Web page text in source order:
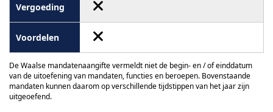
De Waalse mandatenaangifte vermeldt niet de begin- en / of einddatum
van de uitoefening van mandaten, functies en beroepen. Bovenstaande
mandaten kunnen daarom op verschillende tijdstippen van het jaar zijn
uitgeoefend.